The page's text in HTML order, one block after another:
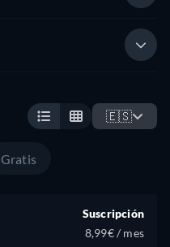
🇪🇸
Gratis
Suscripción
8,99€ / mes